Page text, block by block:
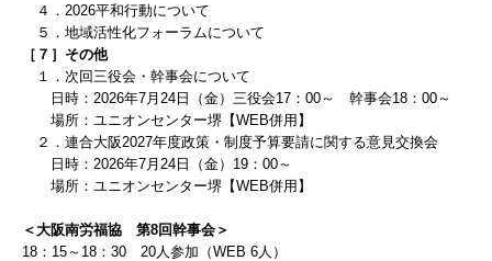
４．2026平和行動について
５． 地域活性化フォーラムについて
［７］ その他
１． 次回三役会・幹事会について
日時： 2026年7 月24日（金）三役会17：00～ 幹事会18：00～
場所：ユニオンセンター堺【WEB併用】
２．連合大阪2027年度政策・制度予算要請に関する意見交換会
日時： 2026年7 月24日（金）19：00～
場所：ユニオンセンター堺【WEB併用】
＜大阪南労福協 第8回幹事会＞
18：15～18：30 20人参加（WEB 6人）